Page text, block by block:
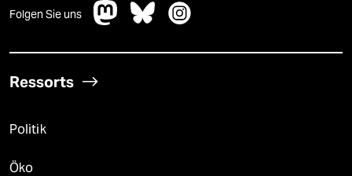
Folgen Sie uns
Ressorts
Politik
Öko